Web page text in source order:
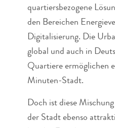
quartiersbezogene
den Bereichen
Digitalisierung. Die
global und auch in
Quartiere ermöglichen
Minuten-Stadt.
Doch ist diese
der Stadt ebenso